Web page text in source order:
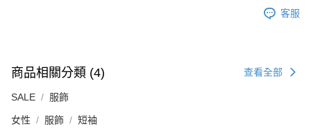
客服
商品相關分類 (4) 查看全部
SALE 服飾
女性 服飾 短袖